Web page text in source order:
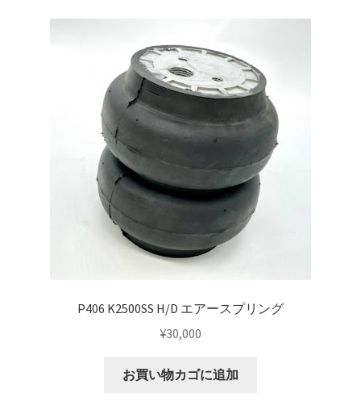
P406 K2500SS H/D エアースプリング
¥30,000
お買い物カゴに追加